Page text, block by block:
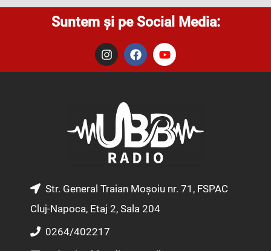
Suntem și pe Social Media:
I
n
s
m
F
a
c
o
k
Y
o
u
e
Str. General Traian Moșoiu nr. 71, FSPAC
Cluj-Napoca, Etaj 2, Sala 204
0264/402217